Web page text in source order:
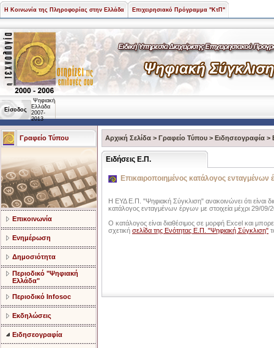
Η Κοινωνία της Πληροφορίας στην Ελλάδα Επιχειρησιακό Πρόγραμμα "ΚτΠ"
Είσοδος
Ψηφιακή
Ελλάδα
2007-
2013
Γραφείο Τύπου
Επικοινωνία
Ενημέρωση
Δημοσιότητα
Περιοδικό "Ψηφιακή
Ελλάδα"
Περιοδικό Infosoc
Εκδηλώσεις
Ειδησεογραφία
Αρχική Σελίδα > Γραφείο Τύπου > Ειδησεογραφία >
Ειδήσεις Ε.Π.
Επικαιροποιημένος κατάλογος ενταγμένων
Η ΕΥΔ Ε.Π. "Ψηφιακή Σύγκλιση" ανακοινώνει ότι είναι
κατάλογος ενταγμένων έργων με στοιχεία μέχρι 29/09/
Ο κατάλογος είναι διαθέσιμος σε μορφή Excel και
σχετική σελίδα της Ενότητας Ε.Π. "Ψηφιακή Σύγκλιση"